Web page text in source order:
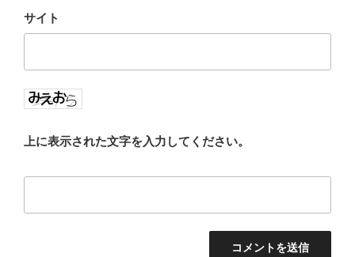
サイト
上に表示された文字を入力してください。